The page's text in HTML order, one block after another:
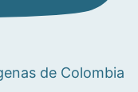
de Colombia